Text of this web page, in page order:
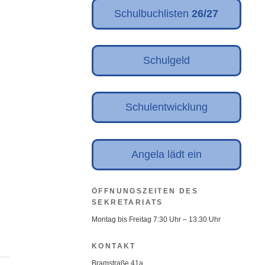
Schulbuchlisten26/27
Schulgeld
Schulentwicklung
Angela lädt ein
ÖFFNUNGSZEITEN DES
SEKRETARIATS
Montag bis Freitag 7:30 Uhr – 13:30 Uhr
KONTAKT
Bramstraße 41a